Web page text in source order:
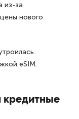
из-за
нового
eSIM.
кредитные